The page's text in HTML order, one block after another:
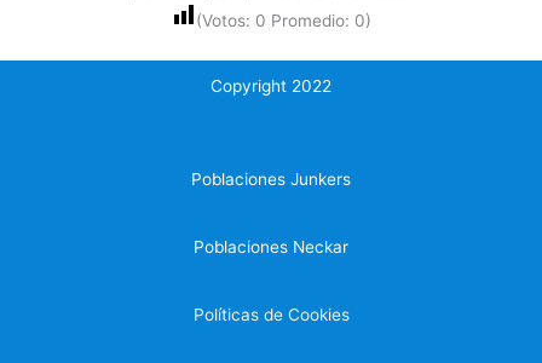
(Votos: 0 Promedio: 0)
Copyright 2022
Poblaciones Junkers
Poblaciones Neckar
Políticas de Cookies